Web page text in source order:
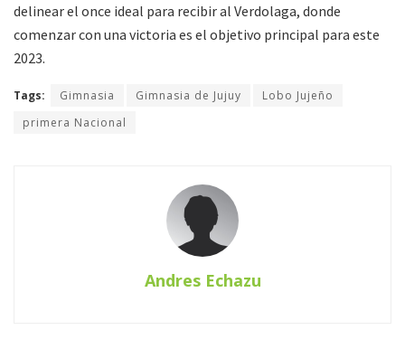
delinear el once ideal para recibir al Verdolaga, donde
comenzar con una victoria es el objetivo principal para este
2023.
Tags: Gimnasia Gimnasia de Jujuy
Lobo Jujeño
primera Nacional
Andres Echazu